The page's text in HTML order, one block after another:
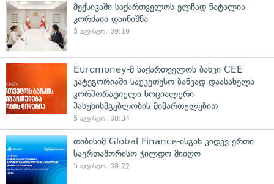
მექსიკაში საქართველოს ელჩად ნატალია
კორძაია დაინიშნა
5 აგვისტო, 09:10
Euromoney-მ საქართველოს ბანკი CEE
კატეგორიაში საუკეთესო ბანკად დაასახელა
კორპორატიული სოციალური
პასუხისმგებლობის მიმართულებით
5 აგვისტო, 08:34
თიბისიმ Global Finance-ისგან კიდევ ერთი
საერთაშორისო ჯილდო მიიღო
5 აგვისტო, 08:22